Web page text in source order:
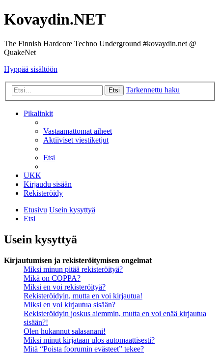
Kovaydin.NET
The Finnish Hardcore Techno Underground #kovaydin.net @
QuakeNet
Hyppää sisältöön
Etsi Tarkennettu haku
Pikalinkit
Vastaamattomat aiheet
Aktiiviset viestiketjut
Etsi
UKK
Kirjaudu sisään
Rekisteröidy
Etusivu Usein kysyttyä
Etsi
Usein kysyttyä
Kirjautumisen ja rekisteröitymisen ongelmat
Miksi minun pitää rekisteröityä?
Mikä on COPPA?
Miksi en voi rekisteröityä?
Rekisteröidyin, mutta en voi kirjautua!
Miksi en voi kirjautua sisään?
Rekisteröidyin joskus aiemmin, mutta en voi enää kirjautua
sisään?!
Olen hukannut salasanani!
Miksi minut kirjataan ulos automaattisesti?
Mitä “Poista foorumin evästeet” tekee?